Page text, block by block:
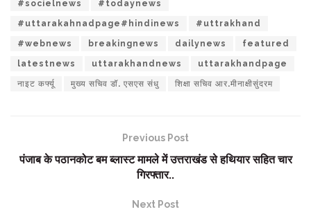
#socielnews #todaynews
#uttarakahnadpage#hindinews #uttrakhand
#webnews breakingnews dailynews featured
latestnews uttarakhandnews uttarakhandpage
नाइट कर्फ्यू मुख्य सचिव डॉ. एसएस संधु शिक्षा सचिव आर.मीनाक्षीसुंदरम
Previous Post
पंजाब के पठानकोट बम ब्लास्ट मामले में उत्तराखंड से हथियार सहित चार
गिरफ्तार..
Next Post